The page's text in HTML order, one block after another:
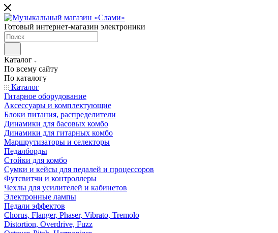
Готовый интернет-магазин электроники
Каталог
По всему сайту
По каталогу
Каталог
Гитарное оборудование
Аксессуары и комплектующие
Блоки питания, распределители
Динамики для басовых комбо
Динамики для гитарных комбо
Маршрутизаторы и селекторы
Педалборды
Стойки для комбо
Сумки и кейсы для педалей и процессоров
Футсвитчи и контроллеры
Чехлы для усилителей и кабинетов
Электронные лампы
Педали эффектов
Chorus, Flanger, Phaser, Vibrato, Tremolo
Distortion, Overdrive, Fuzz